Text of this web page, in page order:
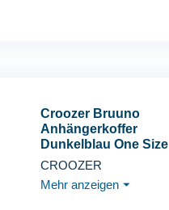
Croozer Bruuno
Anhängerkoffer
Dunkelblau One Size
CROOZER
Mehr anzeigen ⏷